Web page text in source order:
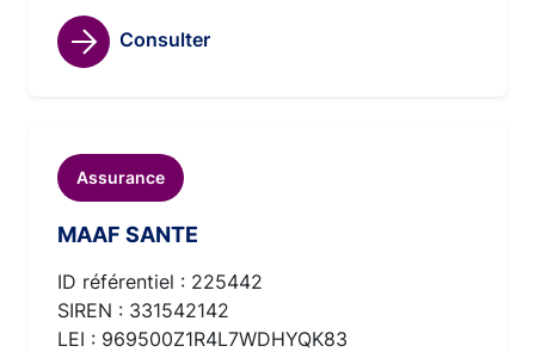
Consulter
Assurance
MAAF SANTE
ID référentiel : 225442
SIREN : 331542142
LEI : 969500Z1R4L7WDHYQK83